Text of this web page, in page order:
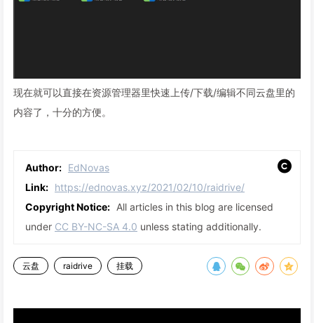
现在就可以直接在资源管理器里快速上传/下载/编辑不同云盘里的
内容了，十分的方便。
Author: EdNovas
Link: https://ednovas.xyz/2021/02/10/raidrive/
Copyright Notice: All articles in this blog are licensed
under CC BY-NC-SA 4.0 unless stating additionally.
云盘 raidrive 挂载